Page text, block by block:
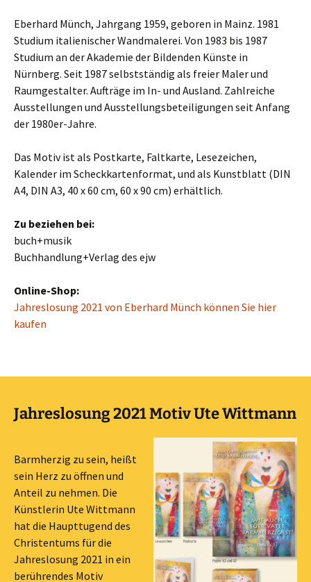
Eberhard Münch, Jahrgang 1959, geboren in Mainz. 1981
Studium italienischer Wandmalerei. Von 1983 bis 1987
Studium an der Akademie der Bildenden Künste in
Nürnberg. Seit 1987 selbstständig als freier Maler und
Raumgestalter. Aufträge im In- und Ausland. Zahlreiche
Ausstellungen und Ausstellungsbeteiligungen seit Anfang
der 1980er-Jahre.
Das Motiv ist als Postkarte, Faltkarte, Lesezeichen,
Kalender im Scheckkartenformat, und als Kunstblatt (DIN
A4, DIN A3, 40 x 60 cm, 60 x 90 cm) erhältlich.
Zu beziehen bei:
buch+musik
Buchhandlung+Verlag des ejw
Online-Shop:
Jahreslosung 2021 von Eberhard Münch können Sie hier
kaufen
Jahreslosung 2021 Motiv Ute Wittmann
Barmherzig zu sein, heißt
sein Herz zu öffnen und
Anteil zu nehmen. Die
Künstlerin Ute Wittmann
hat die Haupttugend des
Christentums für die
Jahreslosung 2021 in ein
berührendes Motiv